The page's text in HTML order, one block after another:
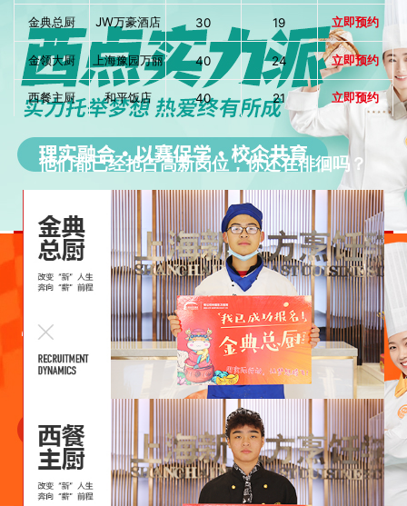
金典总厨 JW万豪酒店 30 19 立即预约
金领大厨 上海豫园万丽 40 24 立即预约
西餐主厨 和平饭店 40 21 立即预约
西点大师 巴黎贝甜 40 18 立即预约
大厨精英 上海迪士尼 40 16 立即预约
立即预约
他们都已经抢占高新岗位，你还在徘徊吗？